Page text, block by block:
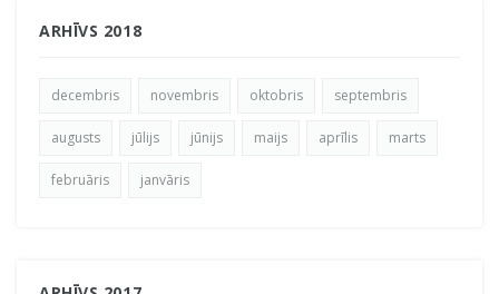
ARHĪVS 2018
decembris novembris oktobris septembris
augusts jūlijs jūnijs maijs aprīlis marts
februāris janvāris